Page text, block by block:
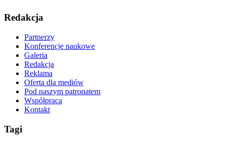
Redakcja
Partnerzy
Konferencje naukowe
Galeria
Redakcja
Reklama
Oferta dla mediów
Pod naszym patronatem
Współpraca
Kontakt
Tagi